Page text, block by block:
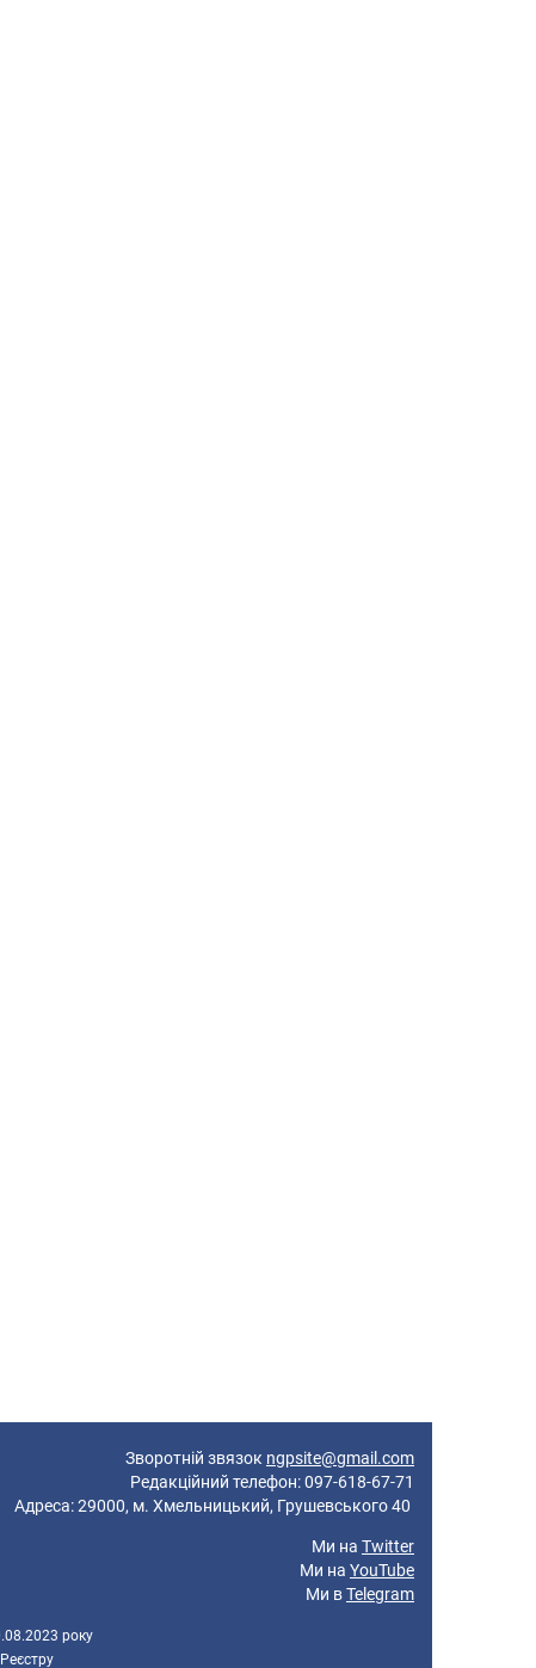
Зворотній звязок ngpsite@gmail.com
Редакційний телефон: 097-618-67-71
29000, м. Хмельницький, Грушевського 40
Ми на Twitter
Ми на YouTube
Ми вTelegram
року